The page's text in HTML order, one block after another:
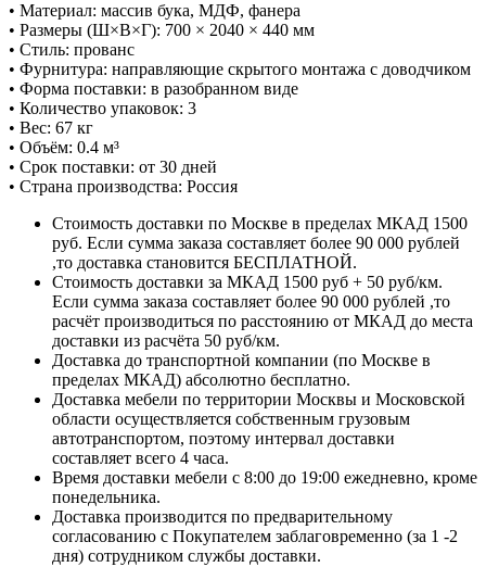
• Материал: массив бука, МДФ, фанера
• Размеры (Ш×В×Г): 700 × 2040 × 440 мм
• Стиль: прованс
• Фурнитура: направляющие скрытого монтажа с доводчиком
• Форма поставки: в разобранном виде
• Количество упаковок: 3
• Вес: 67 кг
• Объём: 0.4 м³
• Срок поставки: от 30 дней
• Страна производства: Россия
Стоимость доставки по Москве в пределах МКАД 1500
руб. Если сумма заказа составляет более 90 000 рублей
,то доставка становится БЕСПЛАТНОЙ.
Стоимость доставки за МКАД 1500 руб + 50 руб/км.
Если сумма заказа составляет более 90 000 рублей ,то
расчёт производиться по расстоянию от МКАД до места
доставки из расчёта 50 руб/км.
Доставка до транспортной компании (по Москве в
пределах МКАД) абсолютно бесплатно.
Доставка мебели по территории Москвы и Московской
области осуществляется собственным грузовым
автотранспортом, поэтому интервал доставки
составляет всего 4 часа.
Время доставки мебели с 8:00 до 19:00 ежедневно, кроме
понедельника.
Доставка производится по предварительному
согласованию с Покупателем заблаговременно (за 1 -2
дня) сотрудником службы доставки.